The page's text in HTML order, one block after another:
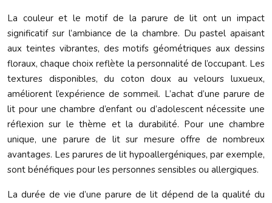
La couleur et le motif de la parure de lit ont un impact
significatif sur l’ambiance de la chambre. Du pastel apaisant
aux teintes vibrantes, des motifs géométriques aux dessins
floraux, chaque choix reflète la personnalité de l’occupant. Les
textures disponibles, du coton doux au velours luxueux,
améliorent l’expérience de sommeil. L’achat d’une parure de
lit pour une chambre d’enfant ou d’adolescent nécessite une
réflexion sur le thème et la durabilité. Pour une chambre
unique, une parure de lit sur mesure offre de nombreux
avantages. Les parures de lit hypoallergéniques, par exemple,
sont bénéfiques pour les personnes sensibles ou allergiques.
La durée de vie d’une parure de lit dépend de la qualité du